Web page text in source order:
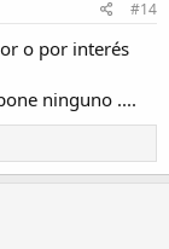
#14
o por interés
ninguno ....